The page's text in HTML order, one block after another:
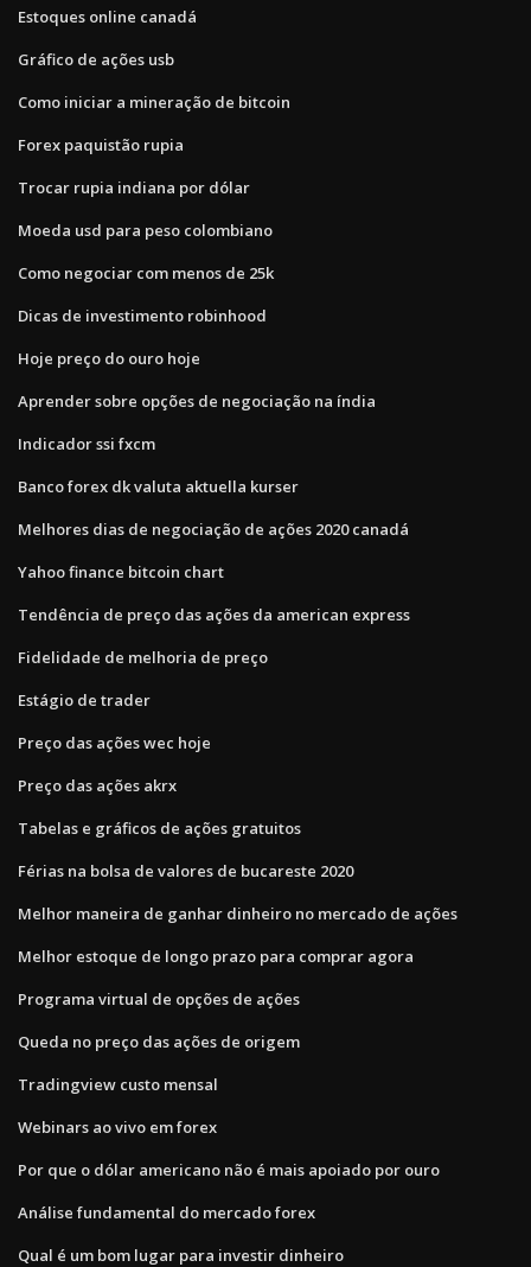
Estoques online canadá
Gráfico de ações usb
Como iniciar a mineração de bitcoin
Forex paquistão rupia
Trocar rupia indiana por dólar
Moeda usd para peso colombiano
Como negociar com menos de 25k
Dicas de investimento robinhood
Hoje preço do ouro hoje
Aprender sobre opções de negociação na índia
Indicador ssi fxcm
Banco forex dk valuta aktuella kurser
Melhores dias de negociação de ações 2020 canadá
Yahoo finance bitcoin chart
Tendência de preço das ações da american express
Fidelidade de melhoria de preço
Estágio de trader
Preço das ações wec hoje
Preço das ações akrx
Tabelas e gráficos de ações gratuitos
Férias na bolsa de valores de bucareste 2020
Melhor maneira de ganhar dinheiro no mercado de ações
Melhor estoque de longo prazo para comprar agora
Programa virtual de opções de ações
Queda no preço das ações de origem
Tradingview custo mensal
Webinars ao vivo em forex
Por que o dólar americano não é mais apoiado por ouro
Análise fundamental do mercado forex
Qual é um bom lugar para investir dinheiro